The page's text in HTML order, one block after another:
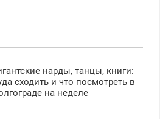
нарды, танцы, книги:
сходить и что посмотреть в
на неделе